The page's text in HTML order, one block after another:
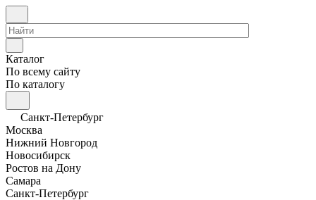
Каталог
По всему сайту
По каталогу
Санкт-Петербург
Москва
Нижний Новгород
Новосибирск
Ростов на Дону
Самара
Санкт-Петербург